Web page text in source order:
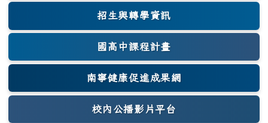
招生與轉學資訊
國高中課程計畫
南寧健康促進成果網
(另開新視窗)
校內公播影片平台